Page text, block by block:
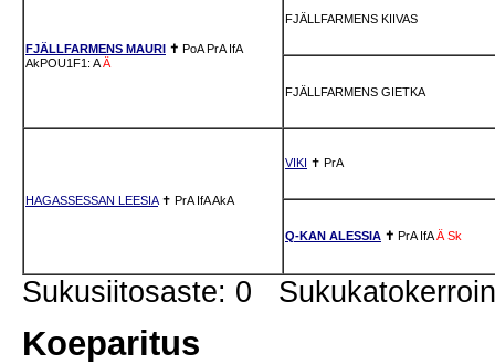
FJÄLLFARMENS MAURI ✝ PoA PrA IfA
AkPOU1F1: A Ä
FJÄLLFARMENS KIIVAS
FJÄLLFARMENS GIETKA
HAGASSESSAN LEESIA✝ PrA IfAAkA
VIKI ✝ PrA
Q-KAN ALESSIA ✝ PrA IfA Ä Sk
Sukusiitosaste: 0
Koeparitus